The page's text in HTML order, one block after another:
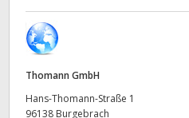
Singapore
Thomann GmbH
Hans-Thomann-Straße 1
96138 Burgebrach